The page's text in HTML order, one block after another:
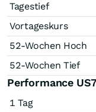
Tagestief
Vortageskurs
52-Wochen Hoch
52-Wochen Tief
Performance
1 Tag